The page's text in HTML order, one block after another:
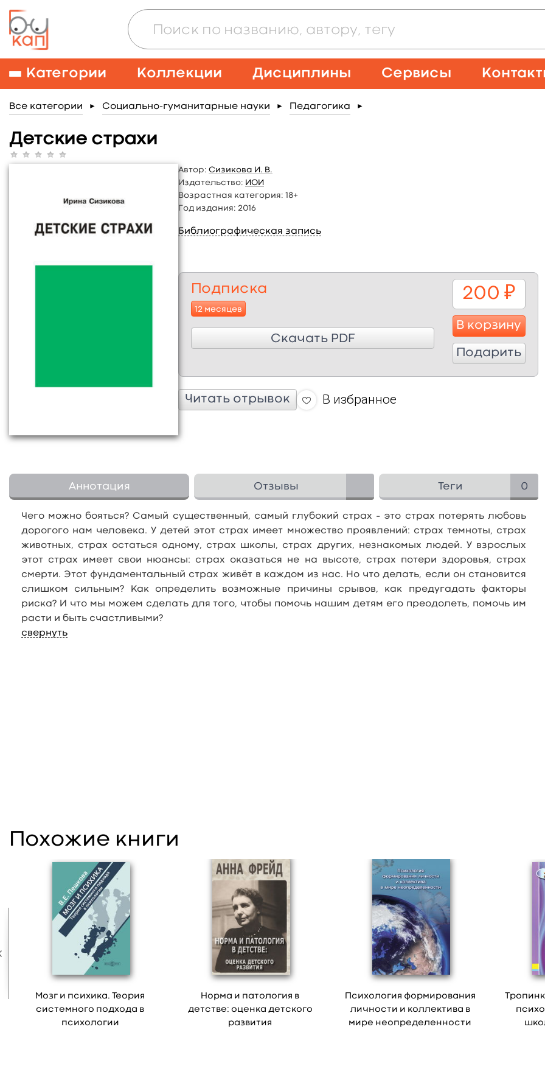
Категории Коллекции Дисциплины Сервисы
Все категории ► Социально-гуманитарные науки ► Педагогика ►
Детские страхи
Автор: Сизикова И. В.
Издательство: ИОИ
Возрастная категория: 18+
Год издания: 2016
Библиографическая запись
Подписка
12 месяцев
Скачать PDF
200 ₽
В корзину
Подарить
Читать отрывок В избранное
Аннотация Отзывы Теги 0
Чего можно бояться? Самый существенный, самый глубокий страх – это страх потерять любовь
дорогого нам человека. У детей этот страх имеет множество проявлений: страх темноты, страх
животных, страх остаться одному, страх школы, страх других, незнакомых людей. У взрослых
этот страх имеет свои нюансы: страх оказаться не на высоте, страх потери здоровья, страх
смерти. Этот фундаментальный страх живёт в каждом из нас. Но что делать, если он становится
слишком сильным? Как определить возможные причины срывов, как предугадать факторы
риска? И что мы можем сделать для того, чтобы помочь нашим детям его преодолеть, помочь им
расти и быть счастливыми?
свернуть
Похожие книги
Мозг и психика. Теория
системного подхода в
психологии
Норма и патология в
детстве: оценка детского
развития
Психология формирования
личности и коллектива в
мире неопределенности